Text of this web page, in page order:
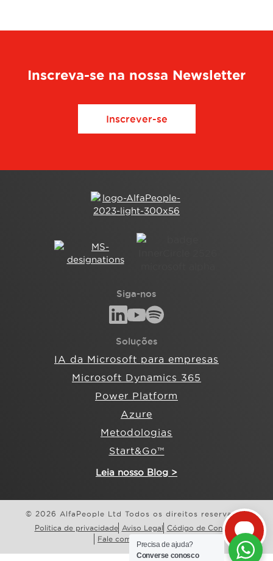
Inscreva-se na nossa Newsletter
Inscrever-se
Siga-nos
Soluções
IA da Microsoft para empresas
Microsoft Dynamics 365
Power Platform
Azure
Metodologias
Start&Go™
Leia nosso Blog >
© 2026 AlfaPeople Ltd Todos os direitos reservados
Politica de privacidade Aviso Legal Código de Conduta
Fale com a AlfaPeople
Precisa de ajuda?
Converse conosco